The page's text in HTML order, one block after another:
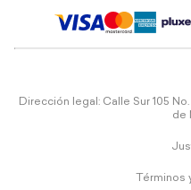
Dirección legal: Calle Sur 105
de
Términos